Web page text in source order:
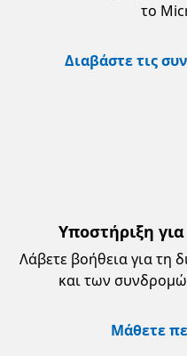
το
Διαβάστε τις
Υποστήριξη
Λάβετε βοήθεια για τη
και των
Μάθετε